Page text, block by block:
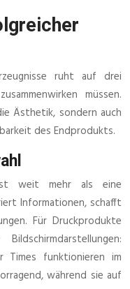
ruht auf drei
müssen.
Ästhetik, sondern auch
des Endprodukts.
weit mehr als eine
Informationen, schafft
Für Druckprodukte
Times funktionieren im
während sie auf